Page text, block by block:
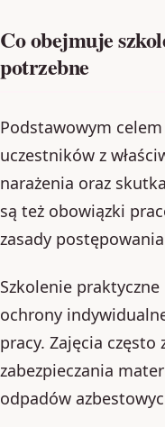
Co obejmuje
potrzebne
Podstawowym
uczestników z
narażenia oraz
są też obowiązki
zasady
Szkolenie
ochrony
pracy. Zajęcia
zabezpieczania
odpadów